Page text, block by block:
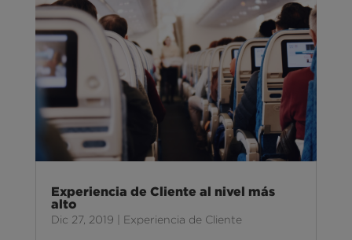
Experiencia de Cliente al nivel más
alto
Dic 27, 2019 Experiencia de Cliente